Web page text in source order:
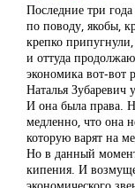
Последние три
по поводу, якобы,
крепко
и оттуда
экономика вот-вот
Наталья Зубаревич
И она была права.
медленно, что она
которую варят на
Но в данный
кипения. И